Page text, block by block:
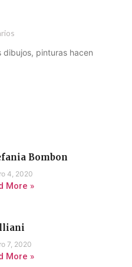
pinturas hacen
Bombon
4, 2020
More »
7, 2020
More »